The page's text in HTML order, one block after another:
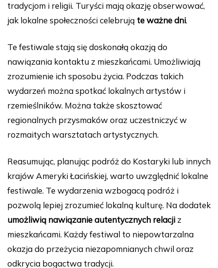
tradycjom i religii. Turyści mają okazję obserwować,
jak lokalne społeczności celebrują te ważne dni.
Te festiwale stają się doskonałą okazją do
nawiązania kontaktu z mieszkańcami. Umożliwiają
zrozumienie ich sposobu życia. Podczas takich
wydarzeń można spotkać lokalnych artystów i
rzemieślników. Można także skosztować
regionalnych przysmaków oraz uczestniczyć w
rozmaitych warsztatach artystycznych.
Reasumując, planując podróż do Kostaryki lub innych
krajów Ameryki Łacińskiej, warto uwzględnić lokalne
festiwale. Te wydarzenia wzbogacą podróż i
pozwolą lepiej zrozumieć lokalną kulturę. Na dodatek
umożliwią nawiązanie autentycznych relacji z
mieszkańcami. Każdy festiwal to niepowtarzalna
okazja do przeżycia niezapomnianych chwil oraz
odkrycia bogactwa tradycji.